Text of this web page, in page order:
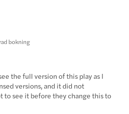
bokning
the full version of this play as I
versions, and it did not
to see it before they change this to